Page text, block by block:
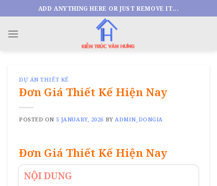
to
content
ADD ANYTHING HERE OR JUST REMOVE IT...
DỰ ÁN THIẾT KẾ
Đơn Giá Thiết Kế Hiện Nay
POSTED ON 5 JANUARY, 2026 BY ADMIN_DONGIA
Đơn Giá Thiết Kế Hiện Nay
NỘI DUNG